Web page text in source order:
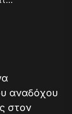
αναδόχου
στον